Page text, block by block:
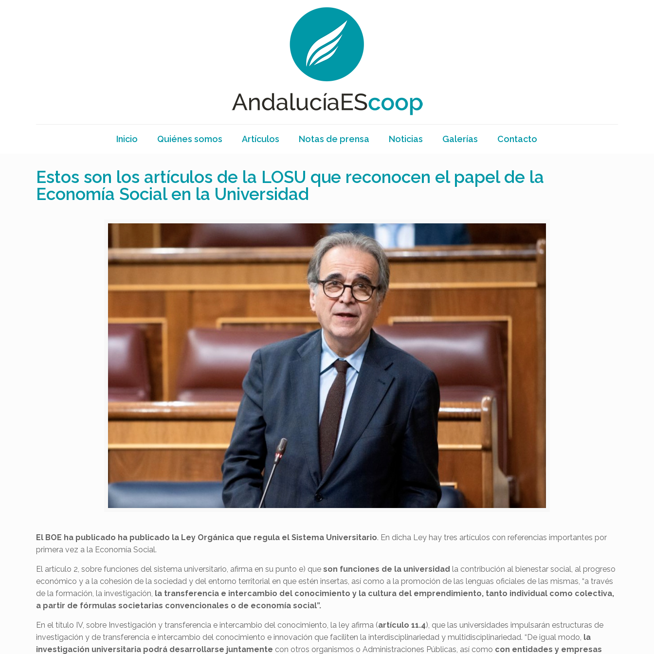
Inicio Quiénes somos Artículos Notas de prensa Noticias Galerías Contacto
Estos son los artículos de la LOSU que reconocen el papel de la
Economía Social en la Universidad
El BOE ha publicado ha publicado la Ley Orgánica que regula el Sistema Universitario. En dicha Ley hay tres artículos con referencias importantes por
primera vez a la Economía Social.
El artículo 2, sobre funciones del sistema universitario, afirma en su punto e) queson funciones de la universidad la contribución al bienestar social, al progreso
económico y a la cohesión de la sociedad y del entorno territorial en que estén insertas, así como a la promoción de las lenguas oficiales de las mismas, “a través
de la formación, la investigación, la transferencia e intercambio del conocimiento y la cultura del emprendimiento, tanto individual como colectiva,
a partir de fórmulas societarias convencionales o de economía social”.
En el título IV, sobre Investigación y transferencia e intercambio del conocimiento, la ley afirma (artículo 11.4), que las universidades impulsarán estructuras de
investigación y de transferencia e intercambio del conocimiento e innovación que faciliten la interdisciplinariedad y multidisciplinariedad. “De igual modo, la
investigación universitaria podrá desarrollarse juntamente con otros organismos o Administraciones Públicas, así como con entidades y empresas